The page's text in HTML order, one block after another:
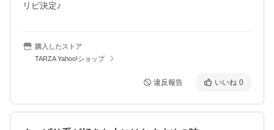
リピ決定♪
購入したストア
TARZA Yahoo!ショップ
違反報告 いいね 0